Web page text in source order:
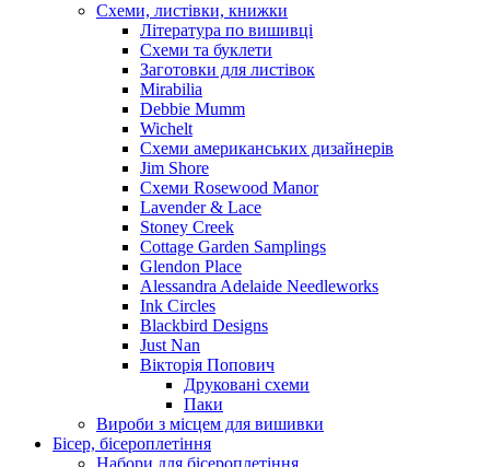
Схеми, листівки, книжки
Література по вишивці
Схеми та буклети
Заготовки для листівок
Mirabilia
Debbie Mumm
Wichelt
Схеми американських дизайнерів
Jim Shore
Cхеми Rosewood Manor
Lavender & Lace
Stoney Creek
Cottage Garden Samplings
Glendon Place
Alessandra Adelaide Needleworks
Ink Circles
Blackbird Designs
Just Nan
Вікторія Попович
Друковані схеми
Паки
Вироби з місцем для вишивки
Бісер, бісероплетіння
Набори для бісероплетіння